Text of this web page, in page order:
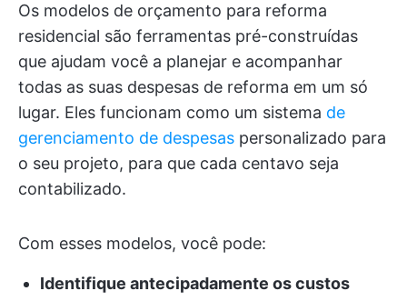
Os modelos de orçamento para reforma
residencial são ferramentas pré-construídas
que ajudam você a planejar e acompanhar
todas as suas despesas de reforma em um só
lugar. Eles funcionam como um sistema de
gerenciamento de despesas personalizado para
o seu projeto, para que cada centavo seja
contabilizado.
Com esses modelos, você pode:
Identifique antecipadamente os custos